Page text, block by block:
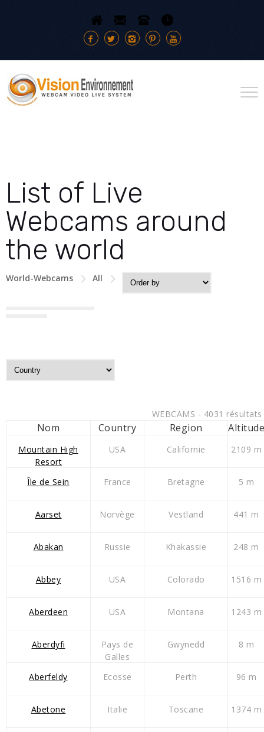
List of Live
Webcams around
the world
World-Webcams All
WEBCAMS - 4031 résultats
Nom Country Region Altitude
Mountain High
Resort
USA Californie 2109 m
Île de Sein France Bretagne 5 m
Aarset Norvège Vestland 441 m
Abakan Russie Khakassie 248 m
Abbey USA Colorado 1516 m
Aberdeen USA Montana 1243 m
Aberdyfi
Pays de
Galles
Gwynedd 8 m
Aberfeldy Ecosse Perth 96 m
Abetone Italie Toscane 1374 m